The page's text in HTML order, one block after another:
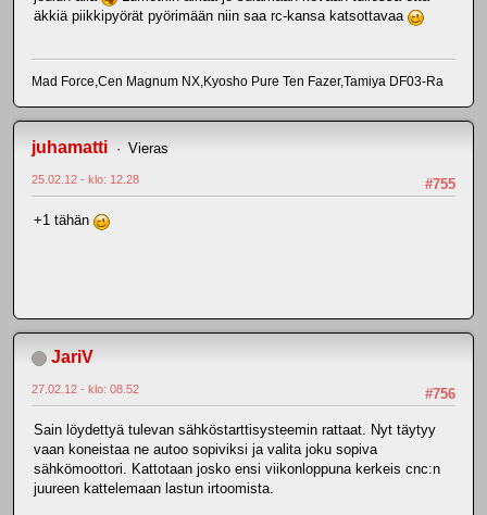
äkkiä piikkipyörät pyörimään niin saa rc-kansa katsottavaa
Mad Force,Cen Magnum NX,Kyosho Pure Ten Fazer,Tamiya DF03-Ra
juhamatti Vieras
#755
25.02.12 - klo: 12.28
+1 tähän
JariV
#756
27.02.12 - klo: 08.52
Sain löydettyä tulevan sähköstarttisysteemin rattaat. Nyt täytyy
vaan koneistaa ne autoo sopiviksi ja valita joku sopiva
sähkömoottori. Kattotaan josko ensi viikonloppuna kerkeis cnc:n
juureen kattelemaan lastun irtoomista.